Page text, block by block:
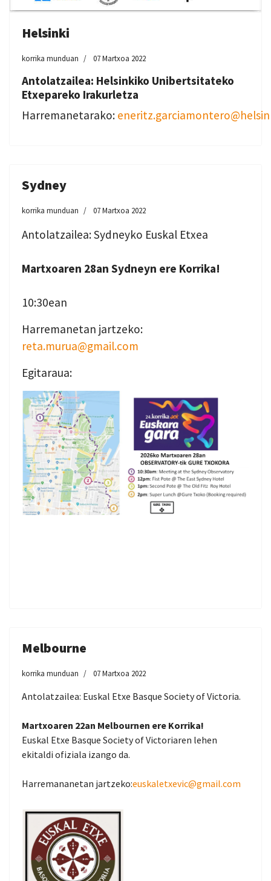
Helsinki
korrika munduan 07 Martxoa 2022
Antolatzailea: Helsinkiko Unibertsitateko
Etxepareko Irakurletza
Harremanetarako:
Sydney
korrika munduan 07 Martxoa 2022
Antolatzailea: Sydneyko Euskal Etxea
Martxoaren 28an Sydneyn ere Korrika!
10:30ean
Harremanetan jartzeko:
reta.murua@gmail.com
Egitaraua:
Melbourne
korrika munduan 07 Martxoa 2022
Antolatzailea: Euskal Etxe Basque Society of Victoria.
Martxoaren 22an Melbournen ere Korrika!
Euskal Etxe Basque Society of Victoriaren lehen
ekitaldi ofiziala izango da.
Harremananetan jartzeko:euskaletxevic@gmail.com